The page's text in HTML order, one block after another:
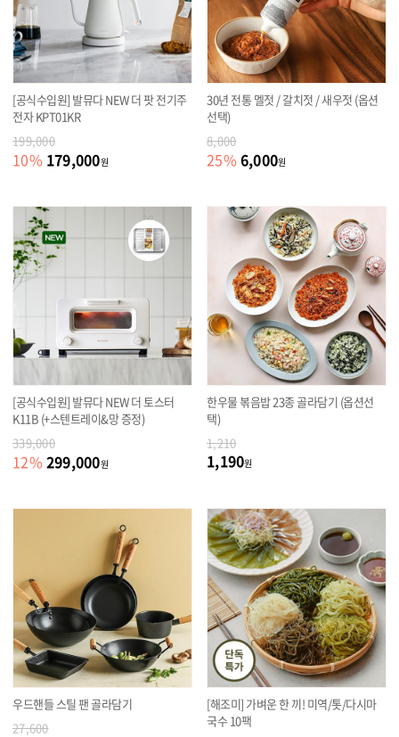
[공식수입원] 발뮤다 NEW 더 팟 전기주
전자 KPT01KR
199,000
10% 179,000원
30년 전통 멜젓 / 갈치젓 / 새우젓 (옵션
선택)
8,000
25% 6,000원
[공식수입원] 발뮤다 NEW 더 토스터
K11B (+스텐트레이&망 증정)
339,000
12% 299,000원
한우물 볶음밥 23종 골라담기 (옵션선
택)
1,210
1,190원
우드핸들 스틸 팬 골라담기
27,600
[해조미] 가벼운 한 끼! 미역/톳/다시마
국수 10팩